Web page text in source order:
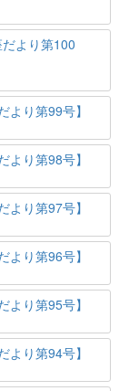
より第100
より第99号】
より第98号】
より第97号】
より第96号】
より第95号】
より第94号】